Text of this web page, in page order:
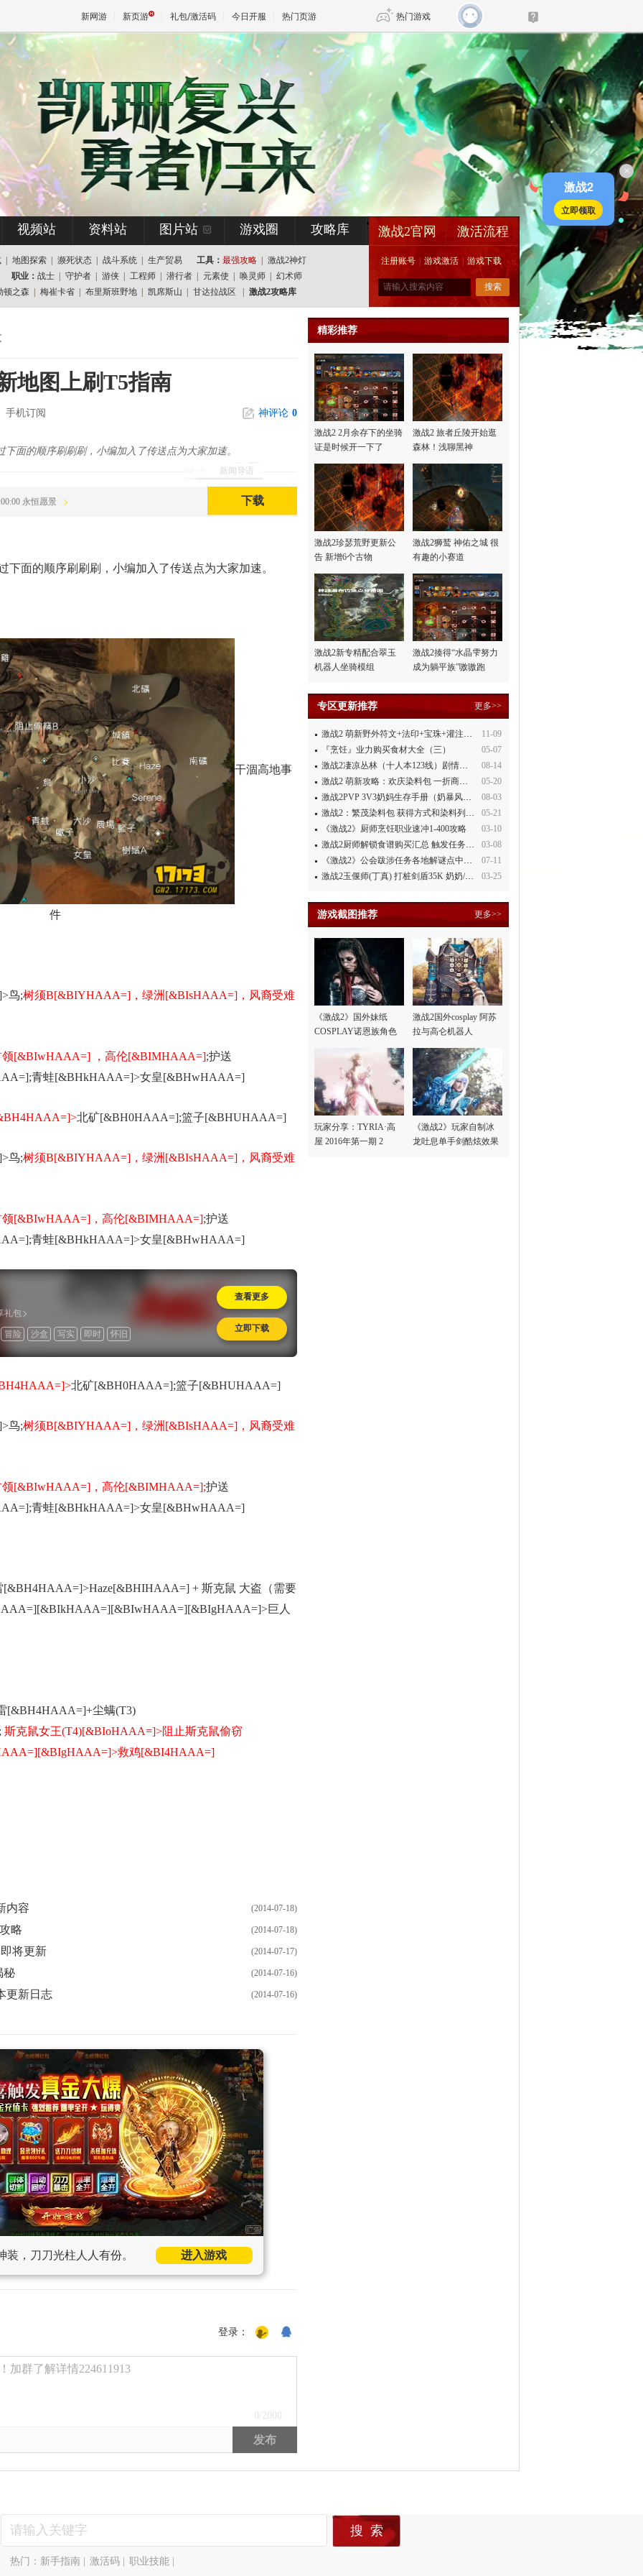
新网游 新页游 礼包/激活码 今日开服 热门页游 热门游戏
传奇4
天堂 剑网3旗舰版 新天龙八部
王权与自由 诛仙世界
视频站 资料站 图片站 游戏圈 攻略库
地图探索 濒死状态 战斗系统 生产贸易 工具： 最强攻略
激战2神灯
职业： 战士 守护者 游侠 工程师 潜行者 元素使 唤灵师
幻术师
顿之森
梅崔卡省 布里斯班野地 凯席斯山 甘达拉战区 激战2攻略库
激战2官网 激活流程
注册账号 游戏激活 游戏下载
地图上刷T5指南
手机订阅 神评论 0
新闻导语
面的顺序刷刷刷，小编加入了传送点为大家加速。
永恒愿景 下载
的顺序刷刷刷，小编加入了传送点为大家加速。
干涸高地事
件
鸟;树须B[&BIYHAAA=] ，绿洲[&BIsHAAA=]，风裔受难
[&BIwHAAA=] ，高伦[&BIMHAAA=];护送
青蛙[&BHkHAAA=]>女皇[&BHwHAAA=]
北矿[&BH0HAAA=];篮子[&BHUHAAA=]
鸟;树须B[&BIYHAAA=]，绿洲[&BIsHAAA=]，风裔受难
[&BIwHAAA=]，高伦[&BIMHAAA=];护送
青蛙[&BHkHAAA=]>女皇[&BHwHAAA=]
礼包
冒险 沙盒 写实 即时 怀旧
查看更多
立即下载
北矿[&BH0HAAA=];篮子[&BHUHAAA=]
鸟;树须B[&BIYHAAA=]，绿洲[&BIsHAAA=]，风裔受难
[&BIwHAAA=]，高伦[&BIMHAAA=];护送
青蛙[&BHkHAAA=]>女皇[&BHwHAAA=]
+ 斯克鼠 大盗（需要
巨人
尘螨(T3)
斯克鼠女王(T4)[&BIoHAAA=]>阻止斯克鼠偷窃
救鸡[&BI4HAAA=]
(2014-07-18)
内容
(2014-07-18)
略
(2014-07-17)
将更新
(2014-07-16)
秘
(2014-07-16)
更新日志
，刀刀光柱人人有份。 进入游戏
登录：
加群了解详情224611913
0 /2000
发布
精彩推荐
激战2 2月余存下的坐骑
证是时候开一下了
激战2 旅者丘陵开始逛
森林！浅聊黑神
话“悟…
激战2珍瑟荒野更新公
告 新增6个古物
激战2狮鹫 神佑之城 很
有趣的小赛道
激战2新专精配合翠玉
机器人坐骑模组
激战2揍得“水晶雫努力
成为躺平族”嗷嗷跑
专区更新推荐 更多>>
11-09
激战2 萌新野外符文+法印+宝珠+灌注全讲解
05-07
『烹饪』业力购买食材大全（三）
08-14
激战2凄凉丛林（十人本123线）剧情整理
05-20
激战2 萌新攻略：欢庆染料包 一折商场買
08-03
激战2PVP 3V3奶妈生存手册（奶暴风、奶守护）
05-21
激战2：繁茂染料包 获得方式和染料列表
03-10
《激战2》厨师烹饪职业速冲1-400攻略
03-08
激战2厨师解锁食谱购买汇总 触发任务攻略
07-11
《激战2》公会跋涉任务各地解谜点中文攻略
03-25
激战2玉偃师(丁真) 打桩剑盾35K 奶奶/萌新都会玩
游戏截图推荐 更多>>
《激战2》国外妹纸
COSPLAY诺恩族角色
激战2国外cosplay 阿苏
拉与高仑机器人
玩家分享：TYRIA·高
屋 2016年第一期 2
《激战2》玩家自制冰
龙吐息单手剑酷炫效果
热门： 新手指南 激活码 职业技能
×
激战2
立即领取